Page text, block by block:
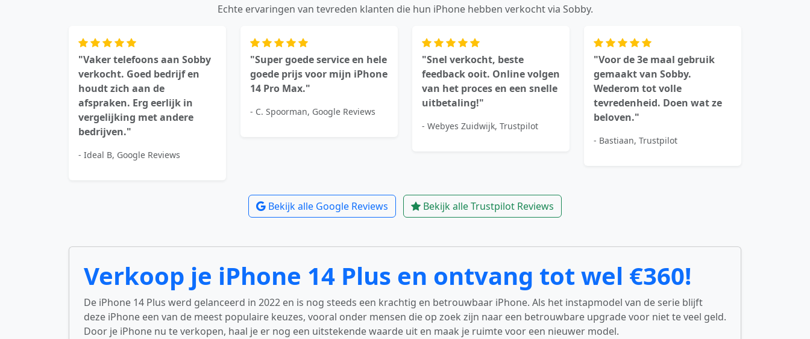
Echte ervaringen van tevreden klanten die hun iPhone hebben verkocht via Sobby.
"Vaker telefoons aan Sobby
verkocht. Goed bedrijf en
houdt zich aan de
afspraken. Erg eerlijk in
vergelijking met andere
bedrijven."
- Ideal B, Google Reviews
"Super goede service en hele
goede prijs voor mijn iPhone
14 Pro Max."
- C. Spoorman, Google Reviews
"Snel verkocht, beste
feedback ooit. Online volgen
van het proces en een snelle
uitbetaling!"
- Webyes Zuidwijk, Trustpilot
"Voor de 3e maal gebruik
gemaakt van Sobby.
Wederom tot volle
tevredenheid. Doen wat ze
beloven."
- Bastiaan, Trustpilot
Bekijk alle Google Reviews Bekijk alle Trustpilot Reviews
Verkoop je iPhone 14 Plus en ontvang tot wel €360!
De iPhone 14 Plus werd gelanceerd in 2022 en is nog steeds een krachtig en betrouwbaar iPhone. Als het instapmodel van de serie blijft
deze iPhone een van de meest populaire keuzes, vooral onder mensen die op zoek zijn naar een betrouwbare upgrade voor niet te veel geld.
Door je iPhone nu te verkopen, haal je er nog een uitstekende waarde uit en maak je ruimte voor een nieuwer model.